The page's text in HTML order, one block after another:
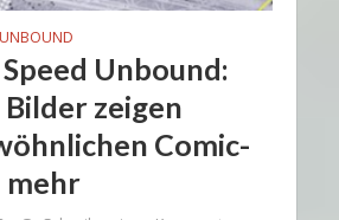
Unbound:
zeigen
Comic-
mehr